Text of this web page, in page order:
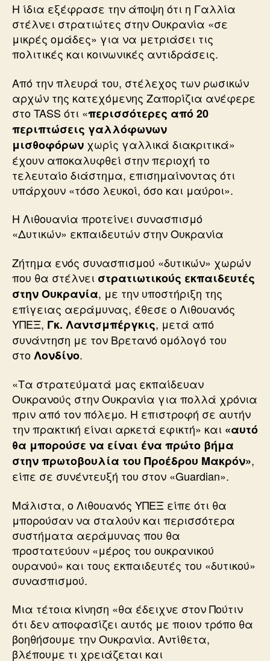
Η ίδια εξέφρασε την άποψη ότι η Γαλλία
στέλνει στρατιώτες στην Ουκρανία «σε
μικρές ομάδες» για να μετριάσει τις
πολιτικές και κοινωνικές αντιδράσεις.
Από την πλευρά του, στέλεχος των ρωσικών
αρχών της κατεχόμενης Ζαπορίζια ανέφερε
στο TASS ότι «περισσότερες από 20
περιπτώσεις γαλλόφωνων
μισθοφόρων χωρίς γαλλικά διακριτικά»
έχουν αποκαλυφθεί στην περιοχή το
τελευταίο διάστημα, επισημαίνοντας ότι
υπάρχουν «τόσο λευκοί, όσο και μαύροι».
Η Λιθουανία προτείνει συνασπισμό
«Δυτικών» εκπαιδευτών στην Ουκρανία
Ζήτημα ενός συνασπισμού «δυτικών» χωρών
που θα στέλνει στρατιωτικούς εκπαιδευτές
στην Ουκρανία, με την υποστήριξη της
επίγειας αεράμυνας, έθεσε ο Λιθουανός
ΥΠΕΞ, Γκ. Λαντσμπέργκις, μετά από
συνάντηση με τον Βρετανό ομόλογό του
στοΛονδίνο.
«Τα στρατεύματά μας εκπαίδευαν
Ουκρανούς στην Ουκρανία για πολλά χρόνια
πριν από τον πόλεμο. Η επιστροφή σε αυτήν
την πρακτική είναι αρκετά εφικτή» και «αυτό
θα μπορούσε να είναι ένα πρώτο βήμα
στην πρωτοβουλία του Προέδρου Μακρόν»,
είπε σε συνέντευξή του στον «Guardian».
Μάλιστα, ο Λιθουανός ΥΠΕΞ είπε ότι θα
μπορούσαν να σταλούν και περισσότερα
συστήματα αεράμυνας που θα
προστατεύουν «μέρος του ουκρανικού
ουρανού» και τους εκπαιδευτές του «δυτικού»
συνασπισμού.
Μια τέτοια κίνηση «θα έδειχνε στον Πούτιν
ότι δεν αποφασίζει αυτός με ποιον τρόπο θα
βοηθήσουμε την Ουκρανία. Αντίθετα,
βλέπουμε τι χρειάζεται και